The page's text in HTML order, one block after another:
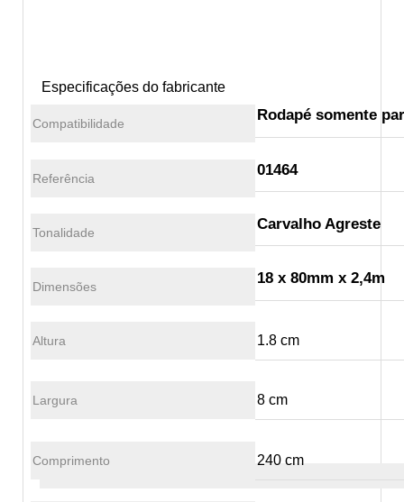
Especificações do fabricante
Compatibilidade Rodapé somente
Referência 01464
Tonalidade Carvalho Agreste
Dimensões 18 x 80mm x 2,4m
Altura 1.8 cm
Largura 8 cm
Comprimento 240 cm